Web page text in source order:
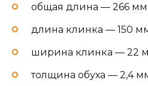
общая длина — 266 мм;
длина клинка — 150
ширина клинка — 22
толщина обуха — 2,4